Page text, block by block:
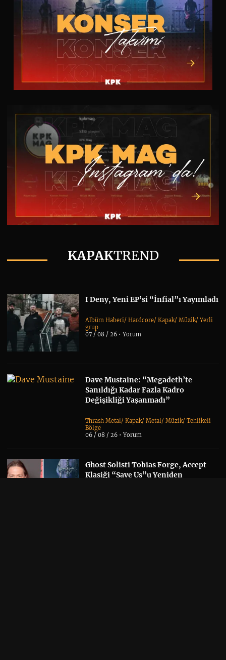
KAPAKTREND
I Deny, Yeni EP’si “İnfial”ı Yayımladı
Albüm Haberi/Hardcore/Kapak/Müzik/Yerli
grup
07 / 08 / 26 •Yorum
Dave Mustaine: “Megadeth’te
Sanıldığı Kadar Fazla Kadro
Değişikliği Yaşanmadı”
Thrash Metal/Kapak/Metal/Müzik/Tehlikeli
Bölge
06 / 08 / 26 •Yorum
Ghost Solisti Tobias Forge, Accept
Klasiği “Save Us”u Yeniden